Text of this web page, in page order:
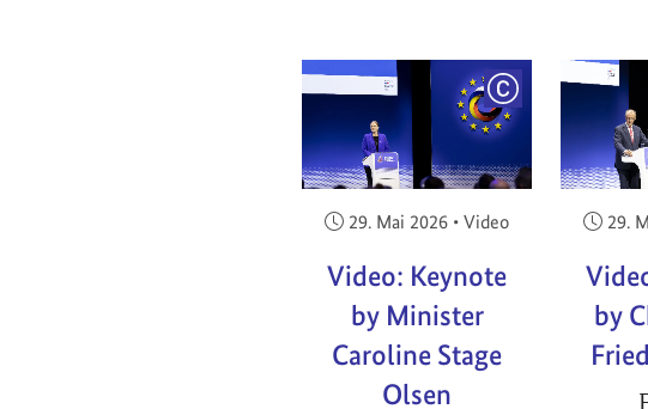
COPYRIGHT
Veröffentlicht am:
29. Mai 2026 • Video
Video: Keynote
by Minister
Caroline Stage
Olsen
29.
by